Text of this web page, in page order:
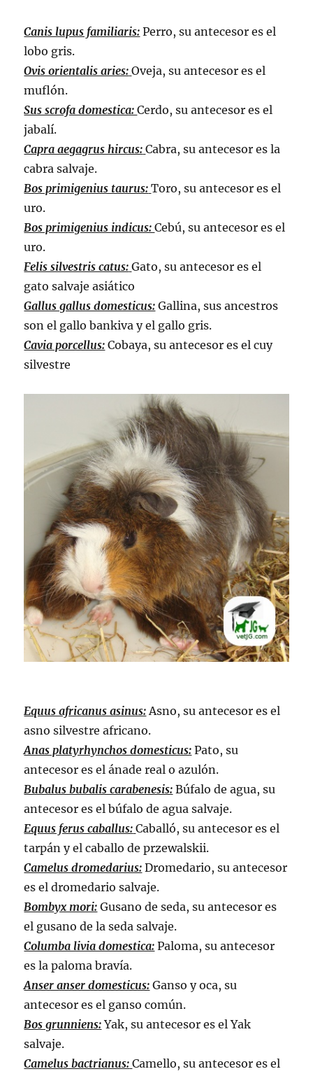
Canis lupus familiaris: Perro, su antecesor es el
lobo gris.
Ovis orientalis aries: Oveja, su antecesor es el
muflón.
Sus scrofa domestica:Cerdo, su antecesor es el
jabalí.
Capra aegagrus hircus: Cabra, su antecesor es la
cabra salvaje.
Bos primigenius taurus: Toro, su antecesor es el
uro.
Bos primigenius indicus:Cebú, su antecesor es el
uro.
Felis silvestris catus: Gato, su antecesor es el
gato salvaje asiático
Gallus gallus domesticus: Gallina, sus ancestros
son el gallo bankiva y el gallo gris.
Cavia porcellus: Cobaya, su antecesor es el cuy
silvestre
Equus africanus asinus: Asno, su antecesor es el
asno silvestre africano.
Anas platyrhynchos domesticus: Pato, su
antecesor es el ánade real o azulón.
Bubalus bubalis carabenesis: Búfalo de agua, su
antecesor es el búfalo de agua salvaje.
Equus ferus caballus: Caballó, su antecesor es el
tarpán y el caballo de przewalskii.
Camelus dromedarius: Dromedario, su antecesor
es el dromedario salvaje.
Bombyx mori: Gusano de seda, su antecesor es
el gusano de la seda salvaje.
Columba livia domestica: Paloma, su antecesor
es la paloma bravía.
Anser anser domesticus: Ganso y oca, su
antecesor es el ganso común.
Bos grunniens: Yak, su antecesor es el Yak
salvaje.
Camelus bactrianus: Camello, su antecesor es el